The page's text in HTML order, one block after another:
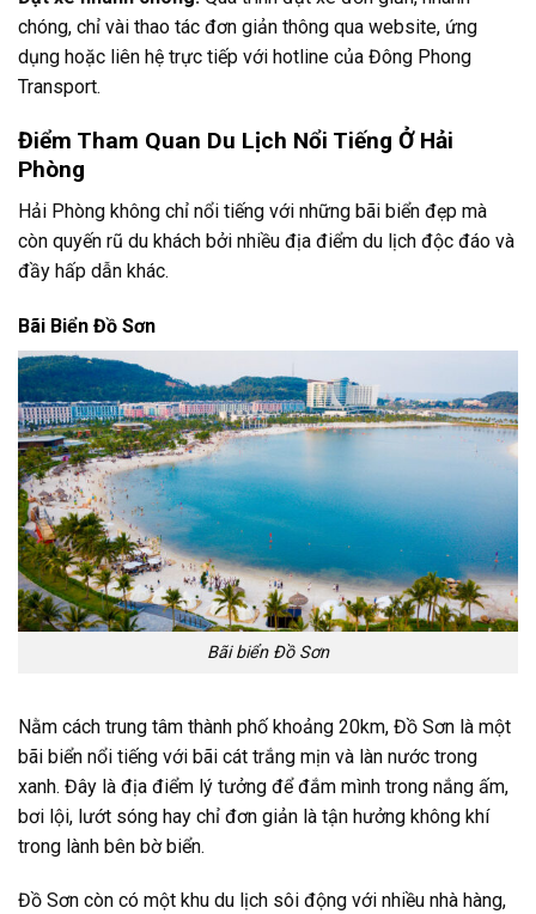
chóng, chỉ vài thao tác đơn giản thông qua website, ứng
dụng hoặc liên hệ trực tiếp với hotline của Đông Phong
Transport.
Điểm Tham Quan Du Lịch Nổi Tiếng Ở Hải
Phòng
Hải Phòng không chỉ nổi tiếng với những bãi biển đẹp mà
còn quyến rũ du khách bởi nhiều địa điểm du lịch độc đáo và
đầy hấp dẫn khác.
Bãi Biển Đồ Sơn
Bãi biển Đồ Sơn
Nằm cách trung tâm thành phố khoảng 20km, Đồ Sơn là một
bãi biển nổi tiếng với bãi cát trắng mịn và làn nước trong
xanh. Đây là địa điểm lý tưởng để đắm mình trong nắng ấm,
bơi lội, lướt sóng hay chỉ đơn giản là tận hưởng không khí
trong lành bên bờ biển.
Đồ Sơn còn có một khu du lịch sôi động với nhiều nhà hàng,